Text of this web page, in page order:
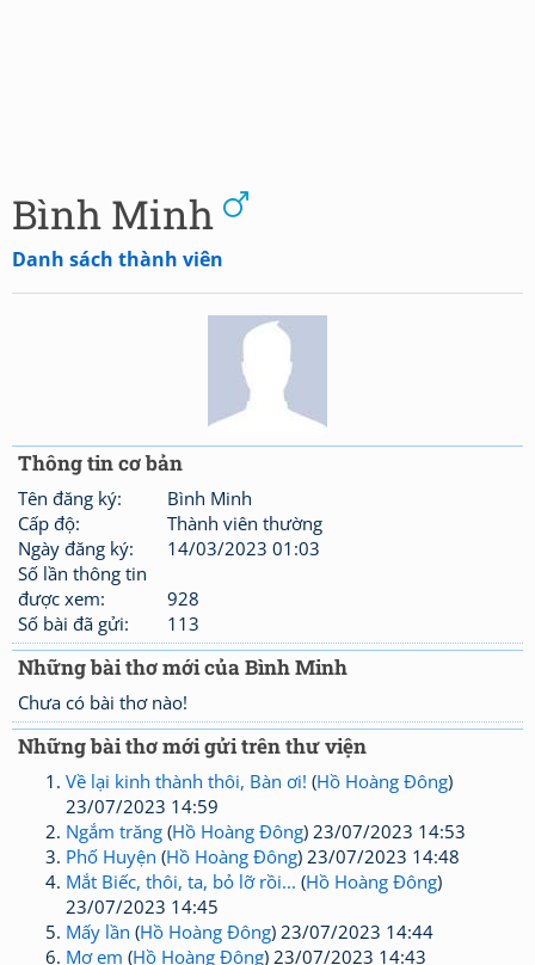
Bình Minh
Danh sách thành viên
Thông tin cơ bản
Tên đăng ký:
Bình Minh
Cấp độ:
Thành viên thường
Ngày đăng ký:
14/03/2023 01:03
Số lần thông tin
được xem:
928
Số bài đã gửi:
113
Những bài thơ mới của Bình Minh
Chưa có bài thơ nào!
Những bài thơ mới gửi trên thư viện
Về lại kinh thành thôi, Bàn ơi! (Hồ Hoàng Đông)
23/07/2023 14:59
Ngắm trăng (Hồ Hoàng Đông) 23/07/2023 14:53
Phố Huyện (Hồ Hoàng Đông) 23/07/2023 14:48
Mắt Biếc, thôi, ta, bỏ lỡ rồi... (Hồ Hoàng Đông)
23/07/2023 14:45
Mấy lần (Hồ Hoàng Đông) 23/07/2023 14:44
Mơ em (Hồ Hoàng Đông) 23/07/2023 14:43